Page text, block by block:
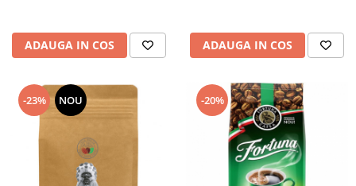
ADAUGA IN COS ADAUGA IN COS
-23% NOU -20%